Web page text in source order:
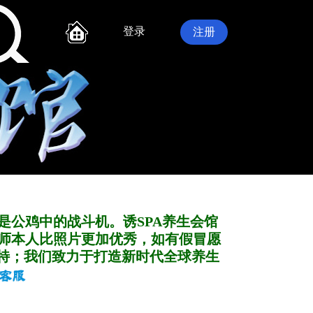
登录 注册
公鸡中的战斗机。诱SPA养生会馆
本人比照片更加优秀，如有假冒愿
；我们致力于打造新时代全球养生